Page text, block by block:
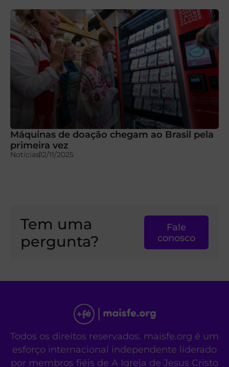
Máquinas de doação chegam ao Brasil pela
primeira vez
Notícias12/11/2025
Tem uma
pergunta?
Fale
conosco
Todos os direitos reservados. maisfe.org é um
esforço internacional independente liderado
por membros fiéis de A Igreja de Jesus Cristo